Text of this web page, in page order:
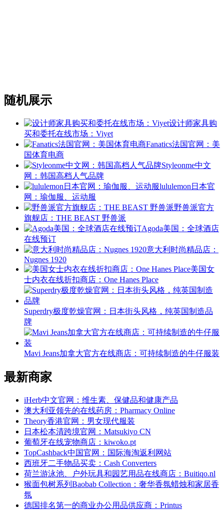
随机展示
设计师家具购
买和委托在线市场：Viyet
Fanatics法国官网：美
国体育电商
Styleonme中文
网：韩国高档人气品牌
lululemon日本官
网：瑜伽服、运动服
野兽派官方
旗舰店：THE BEAST 野兽派
Agoda美国：全球酒店
在线预订
意大利时尚精品店：
Nugnes 1920
美国女
士内衣在线折扣商店：One Hanes Place
Superdry极度乾燥官网：日本街头风格，纯英国制造品
牌
Mavi Jeans加拿大官方在线商店：可持续制造的牛仔服装
最新商家
iHerb中文官网：维生素、保健品和健康产品
澳大利亚领先的在线药房：Pharmacy Online
Theory香港官网：男女现代服装
日本松本清跨境官网：Matsukiyo CN
葡萄牙在线宠物商店：kiwoko.pt
TopCashback中国官网：国际海淘返利网站
西班牙二手物品买卖：Cash Converters
荷兰游泳池、户外玩具和园艺用品在线商店：Buitiqo.nl
猴面包树系列Baobab Collection：奢华香氛蜡烛和家居香
氛
德国排名第一的商业办公用品供应商：Printus